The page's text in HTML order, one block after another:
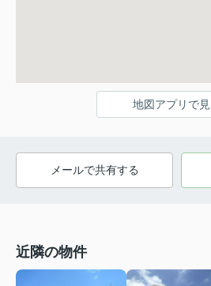
地図アプリで見
メールで共有する
近隣の物件